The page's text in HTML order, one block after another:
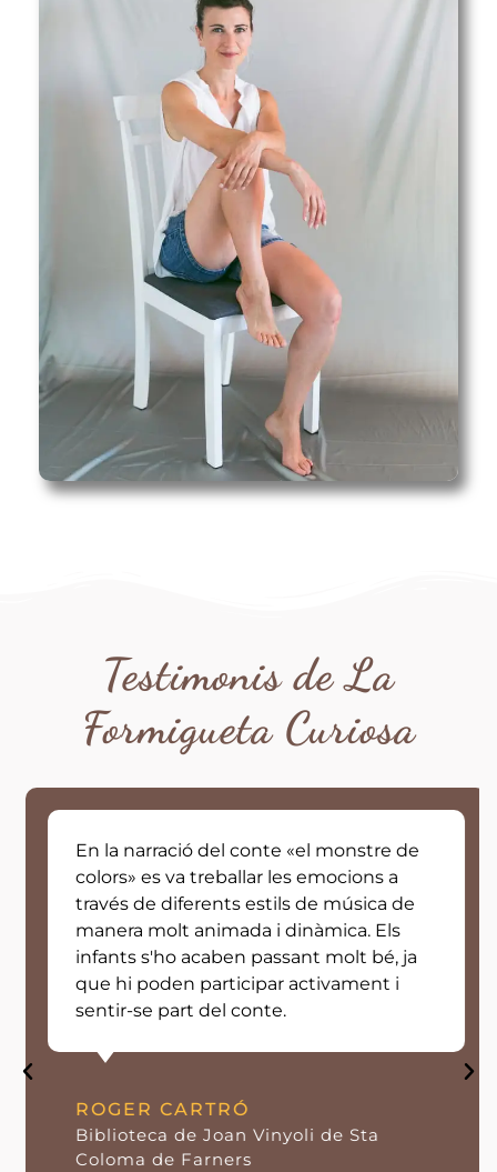
En la narració del conte «el monstre de
colors» es va treballar les emocions a
través de diferents estils de música de
manera molt animada i dinàmica. Els
infants s'ho acaben passant molt bé, ja
que hi poden participar activament i
sentir-se part del conte.
ROGER CARTRÓ
Biblioteca de Joan Vinyoli de Sta
Coloma de Farners
Testimonis de La
Formigueta Curiosa